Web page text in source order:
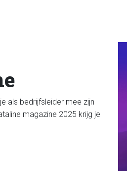
als bedrijfsleider mee zijn
magazine 2025 krijg je